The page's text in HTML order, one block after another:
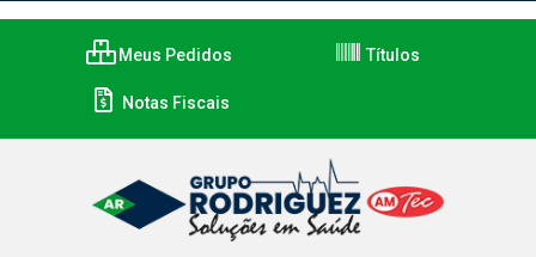
Meus Pedidos Títulos
Notas Fiscais